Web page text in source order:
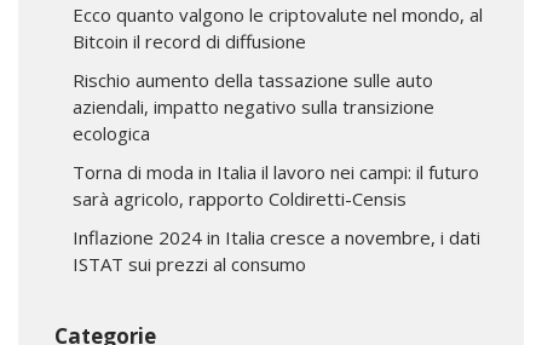
Ecco quanto valgono le criptovalute nel mondo, al
Bitcoin il record di diffusione
Rischio aumento della tassazione sulle auto
aziendali, impatto negativo sulla transizione
ecologica
Torna di moda in Italia il lavoro nei campi: il futuro
sarà agricolo, rapporto Coldiretti-Censis
Inflazione 2024 in Italia cresce a novembre, i dati
ISTAT sui prezzi al consumo
Categorie